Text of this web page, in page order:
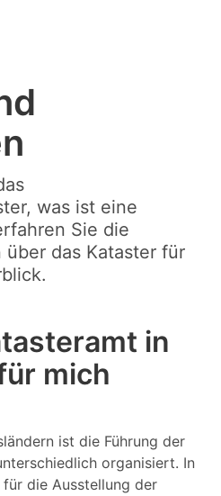
was ist eine
Sie die
das Kataster für
in
mich
ist die Führung der
organisiert. In
die Ausstellung der